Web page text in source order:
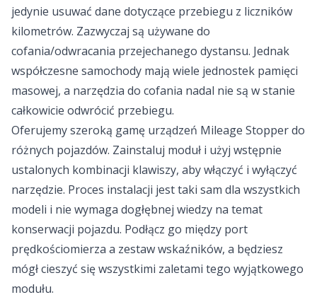
jedynie usuwać dane dotyczące przebiegu z liczników
kilometrów. Zazwyczaj są używane do
cofania/odwracania przejechanego dystansu. Jednak
współczesne samochody mają wiele jednostek pamięci
masowej, a narzędzia do cofania nadal nie są w stanie
całkowicie odwrócić przebiegu.
Oferujemy szeroką gamę urządzeń Mileage Stopper do
różnych pojazdów. Zainstaluj moduł i użyj wstępnie
ustalonych kombinacji klawiszy, aby włączyć i wyłączyć
narzędzie. Proces instalacji jest taki sam dla wszystkich
modeli i nie wymaga dogłębnej wiedzy na temat
konserwacji pojazdu. Podłącz go między port
prędkościomierza a zestaw wskaźników, a będziesz
mógł cieszyć się wszystkimi zaletami tego wyjątkowego
modułu.